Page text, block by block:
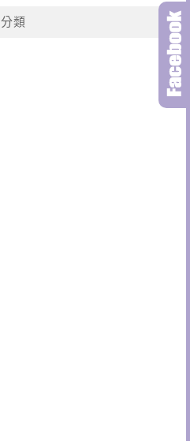
分類